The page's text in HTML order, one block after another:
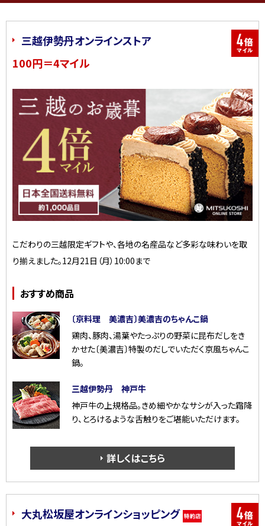
三越伊勢丹オンラインストア
100円＝4マイル
こだわりの三越限定ギフトや、各地の名産品など多彩な味わいを取
り揃えました。12月21日（月）10:00まで
おすすめ商品
〔京料理 美濃吉〕美濃吉のちゃんこ鍋
鶏肉、豚肉、湯葉やたっぷりの野菜に昆布だしをき
かせた〔美濃吉〕特製のだしでいただく京風ちゃんこ
鍋。
三越伊勢丹 神戸牛
神戸牛の上規格品。きめ細やかなサシが入った霜降
り、とろけるような舌触りをご堪能いただけます。
詳しくはこちら
大丸松坂屋オンラインショッピング